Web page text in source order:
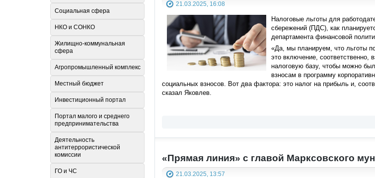
21.03.2025, 16:08
Налоговые льготы для
сбережений (ПДС), как
департамента финансовой
«Да, мы планируем, что льготы
это включение, соответственно,
налоговую базу, чтобы можно
взносам в программу
социальных взносов. Вот два фактора: это налог на прибыль и,
сказал Яковлев.
«Прямая линия» с главой Марксовского
21.03.2025, 13:57
Социальная сфера
НКО и СОНКО
Жилищно-коммунальная
сфера
Агропромышленный комплекс
Местный бюджет
Инвестиционный портал
Портал малого и среднего
предпринимательства
Деятельность
антитеррористической
комиссии
ГО и ЧС